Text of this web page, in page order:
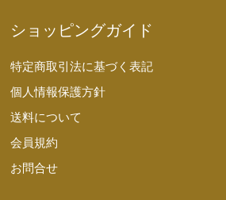
ショッピングガイド
特定商取引法に基づく表記
個人情報保護方針
送料について
会員規約
お問合せ